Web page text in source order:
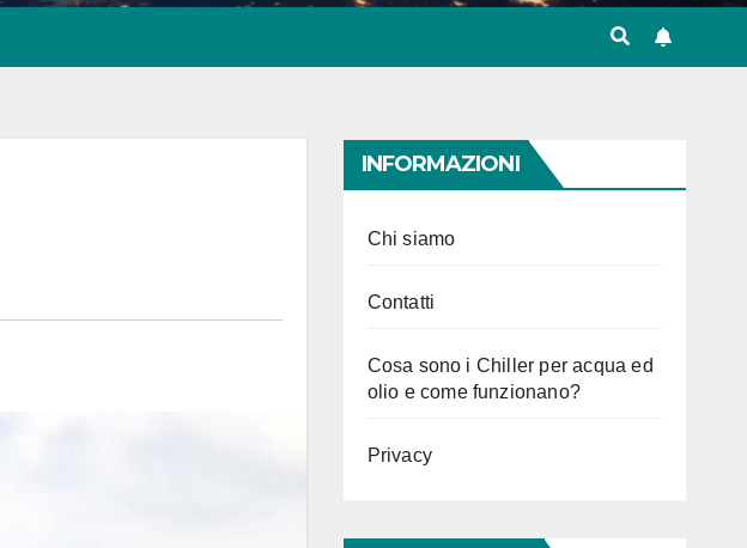
INFORMAZIONI
Chi siamo
Contatti
Cosa sono i Chiller per acqua ed
olio e come funzionano?
Privacy